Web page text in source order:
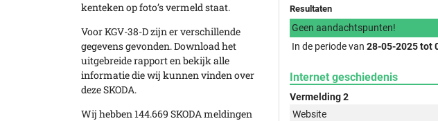
kenteken op foto’s vermeld staat.
Voor KGV-38-D zijn er verschillende
gegevens gevonden. Download het
uitgebreide rapport en bekijk alle
informatie die wij kunnen vinden over
deze SKODA.
Wij hebben 144.669 SKODA meldingen
Resultaten
Geen aandachtspunten!
In de periode van 28-05-2025 tot
Internet geschiedenis
Vermelding 2
Website